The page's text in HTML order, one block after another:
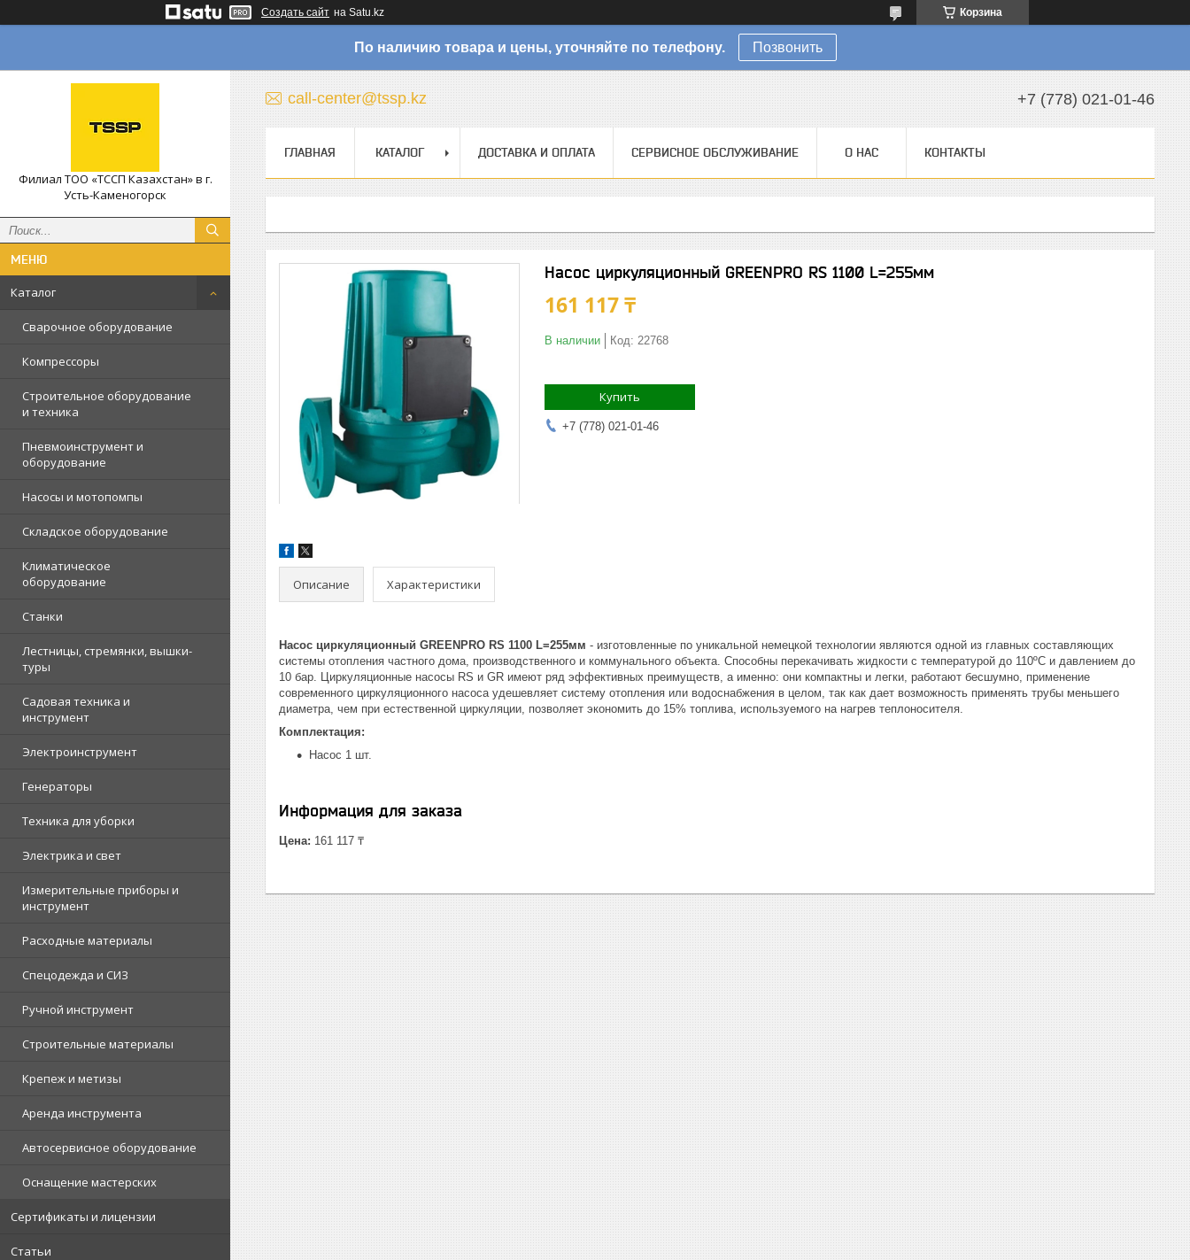
Создать сайт на Satu.kz Корзина
По наличию товара и цены, уточняйте по телефону. Позвонить
Филиал ТОО «ТССП Казахстан» в г.
Усть-Каменогорск
Каталог
Сварочное оборудование
Компрессоры
Строительное оборудование
и техника
Пневмоинструмент и
оборудование
Насосы и мотопомпы
Складское оборудование
Климатическое
оборудование
Станки
Лестницы, стремянки, вышки-
туры
Садовая техника и
инструмент
Электроинструмент
Генераторы
Техника для уборки
Электрика и свет
Измерительные приборы и
инструмент
Расходные материалы
Спецодежда и СИЗ
Ручной инструмент
Строительные материалы
Крепеж и метизы
Аренда инструмента
Автосервисное оборудование
Оснащение мастерских
Сертификаты и лицензии
Статьи
call-center@tssp.kz +7 (778) 021-01-46
ГЛАВНАЯ КАТАЛОГ ДОСТАВКА И ОПЛАТА СЕРВИСНОЕ ОБСЛУЖИВАНИЕ О НАС КОНТАКТЫ
Насос циркуляционный GREENPRO RS 1100 L=255мм
161 117 ₸
В наличии Код: 22768
Купить
+7 (778) 021-01-46
Описание Характеристики
Насос циркуляционный GREENPRO RS 1100 L=255мм - изготовленные по уникальной немецкой технологии являются одной из главных составляющих
системы отопления частного дома, производственного и коммунального объекта. Способны перекачивать жидкости с температурой до 110ºС и давлением до
10 бар. Циркуляционные насосы RS и GR имеют ряд эффективных преимуществ, а именно: они компактны и легки, работают бесшумно, применение
современного циркуляционного насоса удешевляет систему отопления или водоснабжения в целом, так как дает возможность применять трубы меньшего
диаметра, чем при естественной циркуляции, позволяет экономить до 15% топлива, используемого на нагрев теплоносителя.
Комплектация:
Насос 1 шт.
Информация для заказа
Цена: 161 117 ₸